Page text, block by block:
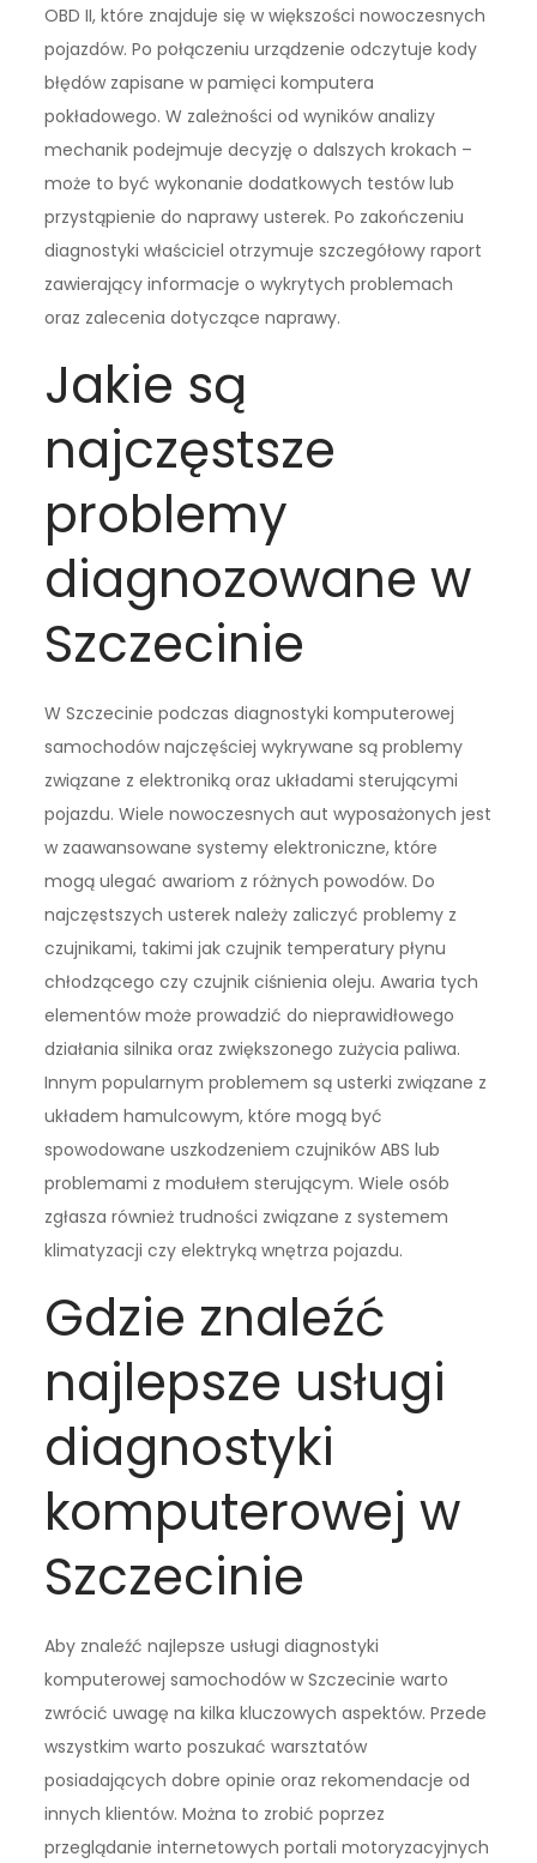
OBD II, które znajduje się w większości nowoczesnych
pojazdów. Po połączeniu urządzenie odczytuje kody
błędów zapisane w pamięci komputera
pokładowego. W zależności od wyników analizy
mechanik podejmuje decyzję o dalszych krokach –
może to być wykonanie dodatkowych testów lub
przystąpienie do naprawy usterek. Po zakończeniu
diagnostyki właściciel otrzymuje szczegółowy raport
zawierający informacje o wykrytych problemach
oraz zalecenia dotyczące naprawy.
Jakie są
najczęstsze
problemy
diagnozowane w
Szczecinie
W Szczecinie podczas diagnostyki komputerowej
samochodów najczęściej wykrywane są problemy
związane z elektroniką oraz układami sterującymi
pojazdu. Wiele nowoczesnych aut wyposażonych jest
w zaawansowane systemy elektroniczne, które
mogą ulegać awariom z różnych powodów. Do
najczęstszych usterek należy zaliczyć problemy z
czujnikami, takimi jak czujnik temperatury płynu
chłodzącego czy czujnik ciśnienia oleju. Awaria tych
elementów może prowadzić do nieprawidłowego
działania silnika oraz zwiększonego zużycia paliwa.
Innym popularnym problemem są usterki związane z
układem hamulcowym, które mogą być
spowodowane uszkodzeniem czujników ABS lub
problemami z modułem sterującym. Wiele osób
zgłasza również trudności związane z systemem
klimatyzacji czy elektryką wnętrza pojazdu.
Gdzie znaleźć
najlepsze usługi
diagnostyki
komputerowej w
Szczecinie
Aby znaleźć najlepsze usługi diagnostyki
komputerowej samochodów w Szczecinie warto
zwrócić uwagę na kilka kluczowych aspektów. Przede
wszystkim warto poszukać warsztatów
posiadających dobre opinie oraz rekomendacje od
innych klientów. Można to zrobić poprzez
przeglądanie internetowych portali motoryzacyjnych